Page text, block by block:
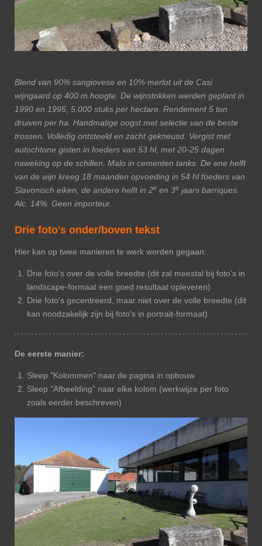
Blend van 90% sangiovese en 10% merlot uit de Casi
wijngaard op 400 m hoogte. De wijnstokken werden geplant in
1990 en 1995, 5.000 stuks per hectare. Rendement 5 ton
druiven per ha. Handmatige oogst met selectie van de beste
trossen. Volledig ontsteeld en zacht gekneusd. Vergist met
autochtone gisten in foeders van 53 hl, met 20-25 dagen
naweking op de schillen. Malo in cementen tanks. De ene helft
van de wijn kreeg 18 maanden opvoeding in 54 hl foeders van
Slavonisch eiken, de andere helft in 2e en 3e jaars barriques.
Alc. 14%. Geen importeur.
Drie foto's onder/boven tekst
Hier kan op twee manieren te werk worden gegaan:
Drie foto's over de volle breedte (dit zal meestal bij foto's in
landscape-formaat een goed resultaat opleveren)
Drie foto's gecentreerd, maar niet over de volle breedte (dit
kan noodzakelijk zijn bij foto's in portrait-formaat)
De eerste manier:
Sleep "Kolommen" naar de pagina in opbouw
Sleep "Afbeelding" naar elke kolom (werkwijze per foto
zoals eerder beschreven)